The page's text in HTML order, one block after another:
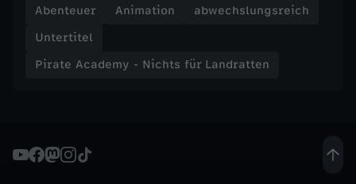
N
i
t
Abenteuer Animation
abwechslungsreich
Untertitel
Pirate Academy - Nichts für Landratten